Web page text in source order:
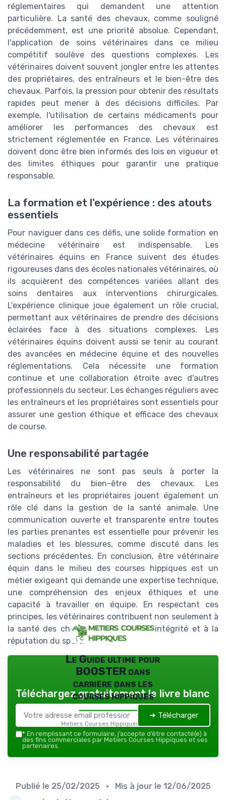
réglementaires qui demandent une attention
particulière. La santé des chevaux, comme souligné
précédemment, est une priorité absolue. Cependant,
l'application de soins vétérinaires dans ce milieu
compétitif soulève des questions complexes. Les
vétérinaires doivent souvent jongler entre les attentes
des propriétaires, des entraîneurs et le bien-être des
chevaux. Parfois, la pression pour obtenir des résultats
rapides peut mener à des décisions difficiles. Par
exemple, l'utilisation de certains médicaments pour
améliorer les performances des chevaux est
strictement réglementée en France. Les vétérinaires
doivent donc être bien informés des lois en vigueur et
des limites éthiques pour garantir une pratique
responsable.
La formation et l'expérience : des atouts
essentiels
Pour naviguer dans ces défis, une solide formation en
médecine vétérinaire est indispensable. Les
vétérinaires équins en France suivent des études
rigoureuses dans des écoles nationales vétérinaires, où
ils acquièrent des compétences variées allant des
soins dentaires aux interventions chirurgicales.
L'expérience clinique joue également un rôle crucial,
permettant aux vétérinaires de prendre des décisions
éclairées face à des situations complexes. Les
vétérinaires équins doivent aussi se tenir au courant
des avancées en médecine équine et des nouvelles
réglementations. Cela nécessite une formation
continue et une collaboration étroite avec d'autres
professionnels du secteur. Les échanges réguliers avec
les entraîneurs et les propriétaires sont essentiels pour
assurer une gestion éthique et efficace des chevaux
de course.
Une responsabilité partagée
Les vétérinaires ne sont pas seuls à porter la
responsabilité du bien-être des chevaux. Les
entraîneurs et les propriétaires jouent également un
rôle clé dans la gestion de la santé animale. Une
communication ouverte et transparente entre toutes
les parties prenantes est essentielle pour prévenir les
maladies et les blessures, comme discuté dans les
sections précédentes. En conclusion, être vétérinaire
équin dans le milieu des courses hippiques est un
métier exigeant qui demande une expertise technique,
une compréhension des enjeux éthiques et une
capacité à travailler en équipe. En respectant ces
principes, les vétérinaires contribuent non seulement à
la santé des chevaux, mais aussi à l'intégrité et à la
réputation du sport.
Le Guide ultime pour
BOOSTER dans
carrière dans les
courses hippiques
Metiers Courses Hippiques — 2026
Téléchargez gratuitement le livre blanc
➔ Télécharger
* En remplissant ce formulaire, j’accepte d’être contacté(e) à
des fins commerciales par Metiers Courses Hippiques et ses
partenaires.
Publié le 25/02/2025 • Mis à jour le 12/06/2025